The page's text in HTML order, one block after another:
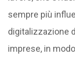
sempre più
digitalizzazione
imprese, in